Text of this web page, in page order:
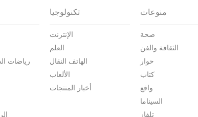
رياضات
تكنولوجيا
الإنترنت
العلم
الهاتف النقال
الألعاب
أخبار المنتجات
منوعات
صحة
الثقافة والفن
حوار
كتاب
واقع
السيناما
تلفاز